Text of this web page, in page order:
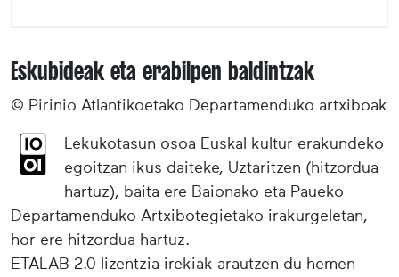
Eskubideak eta erabilpen baldintzak
© Pirinio Atlantikoetako Departamenduko artxiboak
Lekukotasun osoa Euskal kultur erakundeko
egoitzan ikus daiteke, Uztaritzen (hitzordua
hartuz), baita ere Baionako eta Paueko
Departamenduko Artxibotegietako irakurgeletan,
hor ere hitzordua hartuz.
ETALAB 2.0 lizentzia irekiak arautzen du hemen